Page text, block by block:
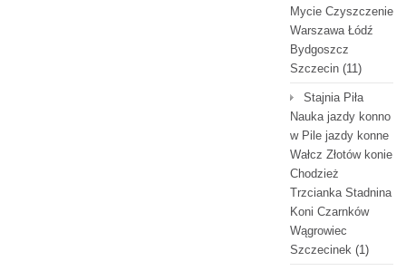
Mycie Czyszczenie
Warszawa Łódź
Bydgoszcz
Szczecin (11)
Stajnia Piła
Nauka jazdy konno
w Pile jazdy konne
Wałcz Złotów konie
Chodzież
Trzcianka Stadnina
Koni Czarnków
Wągrowiec
Szczecinek (1)